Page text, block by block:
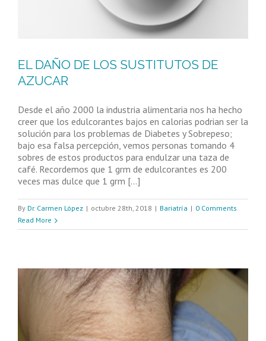
EL DAÑO DE LOS SUSTITUTOS DE
AZUCAR
Desde el año 2000 la industria alimentaria nos ha hecho
creer que los edulcorantes bajos en calorias podrian ser la
solución para los problemas de Diabetes y Sobrepeso;
bajo esa falsa percepción, vemos personas tomando 4
sobres de estos productos para endulzar una taza de
café. Recordemos que 1 grm de edulcorantes es 200
veces mas dulce que 1 grm [...]
By Dr. Carmen López | octubre 28th, 2018 | Bariatría | 0 Comments
Read More